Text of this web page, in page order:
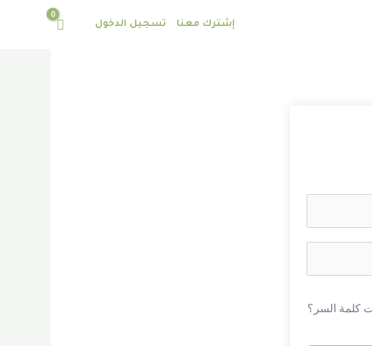
إشترك معنا تسجيل الدخول
كلمة السر؟